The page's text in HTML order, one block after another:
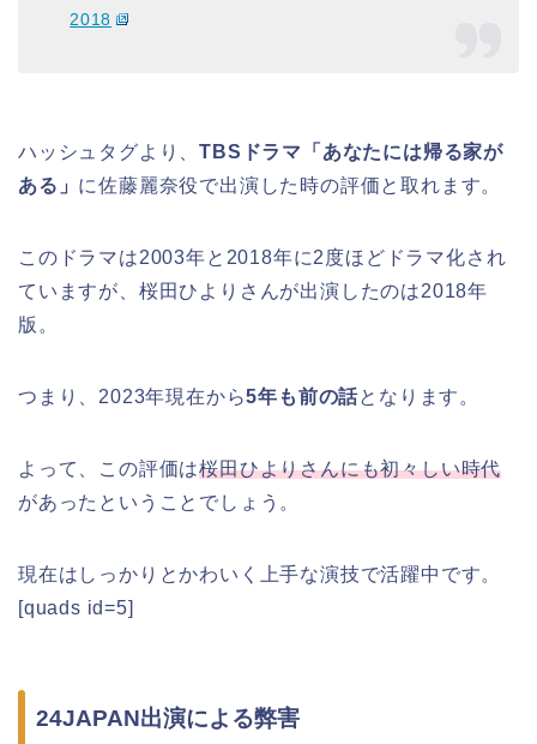
2018
ハッシュタグより、TBSドラマ「あなたには帰る家が
ある」 に佐藤麗奈役で出演した時の評価と取れます。
このドラマは2003年と2018年に2度ほどドラマ化され
ていますが、桜田ひよりさんが出演したのは2018年
版。
つまり、2023年現在から5年も前の話となります。
よって、この評価は桜田ひよりさんにも初々しい時代
があったということでしょう。
現在はしっかりとかわいく上手な演技で活躍中です。
[quads id=5]
24JAPAN出演による弊害